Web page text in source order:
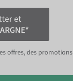
et
offres, des promotions